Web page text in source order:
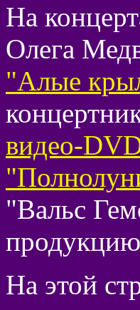
На
Олега
"Алые
видео-
"Вальс
На этой